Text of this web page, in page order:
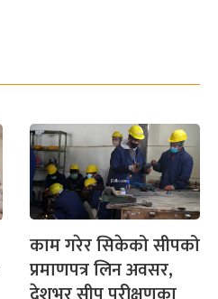
काम गरेर सिकेको सीपको
प्रमाणपत्र लिन अवसर,